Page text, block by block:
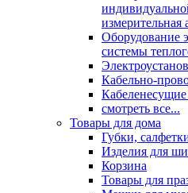
измерительная
Оборудование
системы
Кабельно-
смотреть все...
Товары для дома
Губки,
Изделия для
Корзина
Товары для